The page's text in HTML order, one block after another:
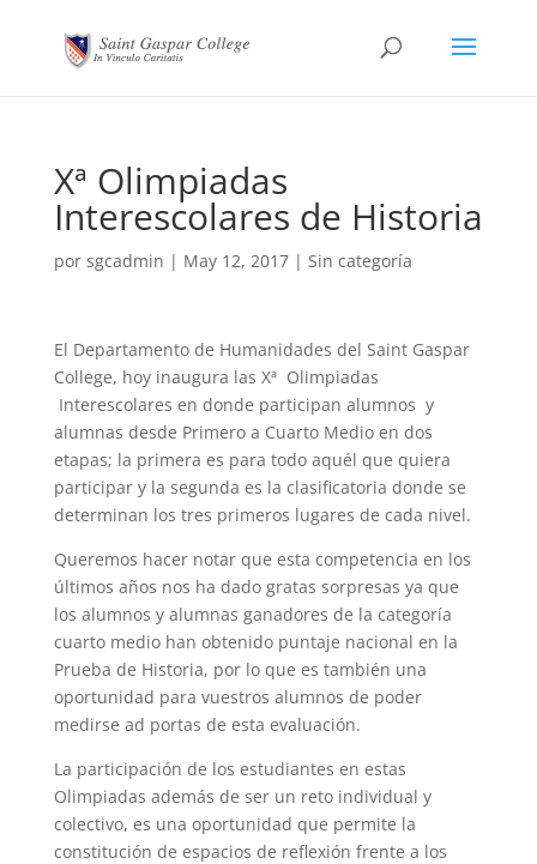
Xª Olimpiadas
Interescolares de Historia
por sgcadmin | May 12, 2017| Sin categoría
El Departamento de Humanidades del Saint Gaspar
College, hoy inaugura las Xª Olimpiadas
Interescolares en donde participan alumnos y
alumnas desde Primero a Cuarto Medio en dos
etapas; la primera es para todo aquél que quiera
participar y la segunda es la clasificatoria donde se
determinan los tres primeros lugares de cada nivel.
Queremos hacer notar que esta competencia en los
últimos años nos ha dado gratas sorpresas ya que
los alumnos y alumnas ganadores de la categoría
cuarto medio han obtenido puntaje nacional en la
Prueba de Historia, por lo que es también una
oportunidad para vuestros alumnos de poder
medirse ad portas de esta evaluación.
La participación de los estudiantes en estas
Olimpiadas además de ser un reto individual y
colectivo, es una oportunidad que permite la
constitución de espacios de reflexión frente a los